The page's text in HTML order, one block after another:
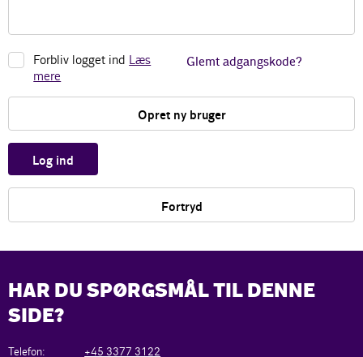
Forbliv logget ind Læs
mere
Glemt adgangskode?
Opret ny bruger
Log ind
Fortryd
HAR DU SPØRGSMÅL TIL DENNE
SIDE?
Telefon: +45 3377 3122